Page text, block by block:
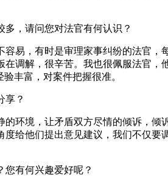
，请问您对法官有何认识？
易，有时是审理家事纠纷的法官，
调解，很辛苦。我也很佩服法官，
丰富，对案件把握很准。
享？
环境，让矛盾双方尽情的倾诉，倾
给他们提出意见建议，我们不仅要
您有何兴趣爱好呢？